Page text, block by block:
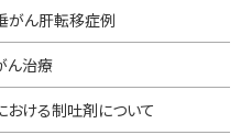
がん肝転移症例
ん治療
おける制吐剤について